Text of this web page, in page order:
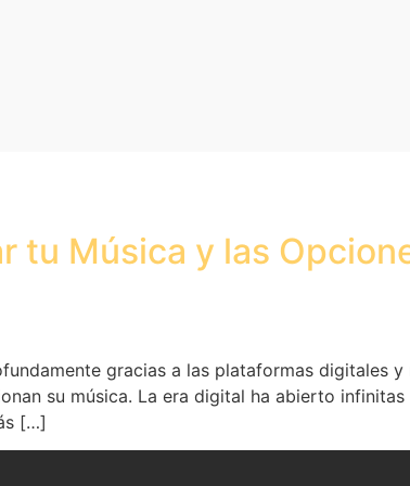
tu Música y las
gracias a las plataformas digitales
su música. La era digital ha abierto
[…]